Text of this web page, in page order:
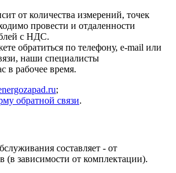
от количества измерений, точек
провести и отдаленности
с НДС.
обратиться по телефону, e-mail или
наши специалисты
в рабочее время.
;
обратной связи.
составляет - от
(в зависимости от комплектации).